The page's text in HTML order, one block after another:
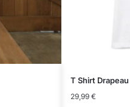
T Shirt
29,99 €